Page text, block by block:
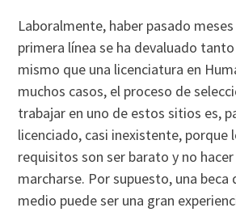
Laboralmente, haber pasado
primera línea se ha devaluado
mismo que una licenciatura en
muchos casos, el proceso de
trabajar en uno de estos sitios es,
licenciado, casi inexistente, porque
requisitos son ser barato y no
marcharse. Por supuesto, una beca
medio puede ser una gran